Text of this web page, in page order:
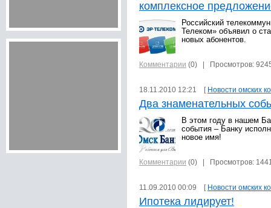
комплексное
Российский
Телеком» объявил о
новых абонентов.
Комментарии (0) | Просмотров:
18.11.2010 12:21 [ Новости омских
Два знаменательных
В этом году в нашем
события – Банку
новое имя!
Комментарии (0) | Просмотров:
11.09.2010 00:09 [ Новости омских
Ипотека лидирует!